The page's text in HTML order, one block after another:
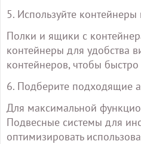
5. Используйте
Полки и ящики с
контейнеры для удобства
контейнеров, чтобы
6. Подберите подходящие
Для максимальной
Подвесные системы для
оптимизировать